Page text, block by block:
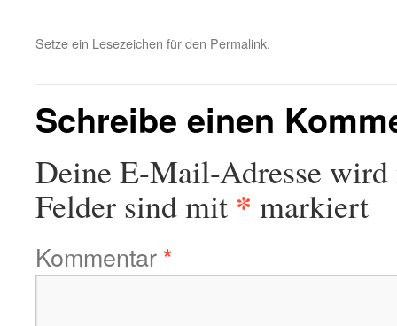
Setze ein Lesezeichen für den Permalink.
Schreibe einen
Deine E-Mail-Adresse
Felder sind mit * markiert
Kommentar*